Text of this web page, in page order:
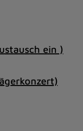
ein )